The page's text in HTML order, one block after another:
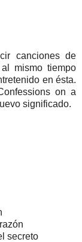
canciones de
mismo tiempo
en ésta.
on a
significado.
secreto